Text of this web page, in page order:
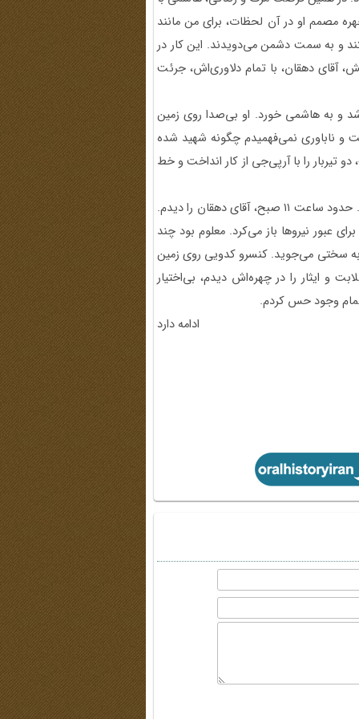
مصمم او در آن لحظات، برای من مانند
از او، تمام ۱۷۰ نفر برمی‌خاستند و به سمت دشمن می‌دویدند. این کار در
آقای دهقان، با تمام دلاوری‌اش، جرئت
شد و به هاشمی خورد. او بی‌صدا روی زمین
و ناباوری نمی‌فهمیدم چگونه شهید شده
را با آرپی‌جی از کار انداخت و خط
اما تصویری که تا ابد در ذهنم حک شده، فردای آن روز رقم خورد. حدود ساعت ۱۱ صبح، آقای دهقان را دیدم.
عبور نیروها باز می‌کرد. معلوم بود چند
سختی می‌جوید. کنسرو کدویی روی زمین
و ایثار را در چهره‌اش دیدم، بی‌اختیار
تمام وجود حس کردم.
ادامه دارد